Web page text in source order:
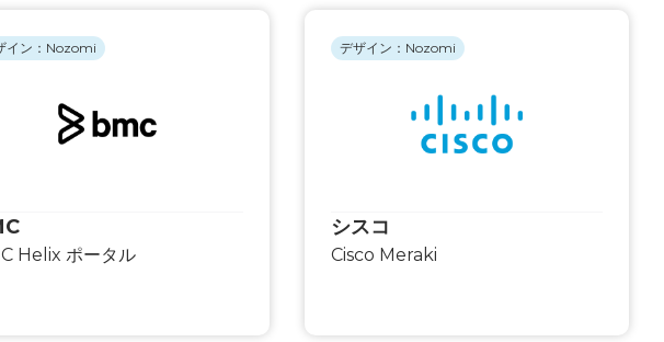
Helix ポータル
イン：Nozomi
シスコ
Cisco Meraki
デザイン：Nozomi